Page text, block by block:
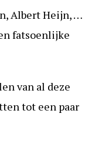
Albert Heijn, …
fatsoenlijke
van al deze
tot een paar